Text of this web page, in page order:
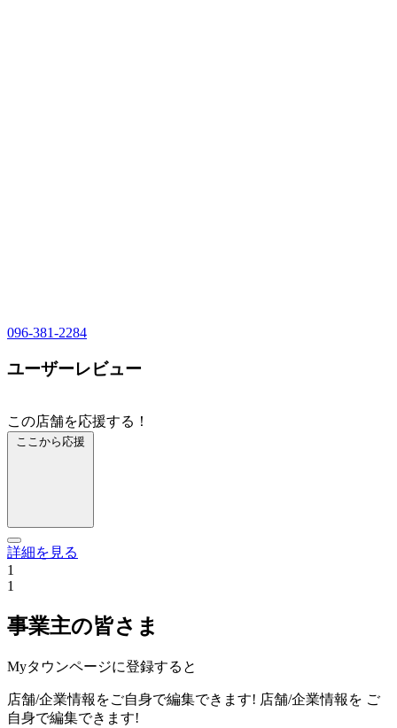
096-381-2284
ユーザーレビュー
この店舗を応援する！
ここから応援
詳細を見る
1
1
事業主の皆さま
Myタウンページに登録すると
店舗/企業情報をご自身で編集できます! 店舗/企業情報を ご
自身で編集できます!